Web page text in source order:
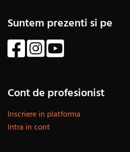
Suntem prezenti si pe
Cont de profesionist
Inscriere in platforma
Intra in cont